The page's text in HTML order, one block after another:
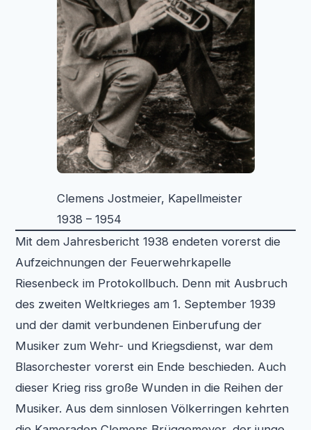
Clemens Jostmeier, Kapellmeister
1938 – 1954
Mit dem Jahresbericht 1938 endeten vorerst die
Aufzeichnungen der Feuerwehrkapelle
Riesenbeck im Protokollbuch. Denn mit Ausbruch
des zweiten Weltkrieges am 1. September 1939
und der damit verbundenen Einberufung der
Musiker zum Wehr- und Kriegsdienst, war dem
Blasorchester vorerst ein Ende beschieden. Auch
dieser Krieg riss große Wunden in die Reihen der
Musiker. Aus dem sinnlosen Völkerringen kehrten